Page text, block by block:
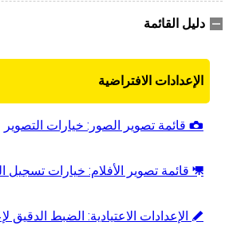
دليل القائمة
الإعدادات الافتراضية
C قائمة تصوير الصور: خيارات التصوير
1 قائمة تصوير الأفلام: خيارات تسجيل
A الإعدادات الاعتيادية: الضبط الدقيق